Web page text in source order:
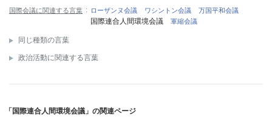
国際会議に関連する言葉 ローザンヌ会議 ワシントン会議 万国平和会議
国際連合人間環境会議 軍縮会議
同じ種類の言葉
政治活動に関連する言葉
「国際連合人間環境会議」の関連ページ